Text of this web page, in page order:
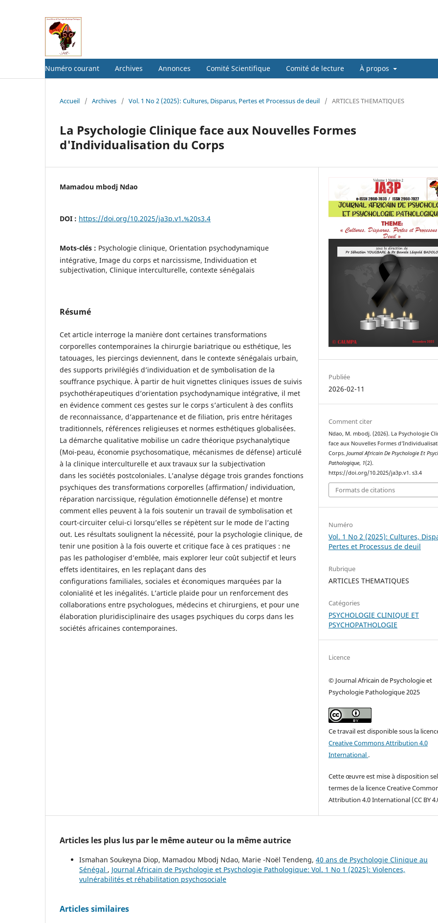
Numéro courant Archives Annonces Comité Scientifique Comité de lecture À propos
Accueil / Archives / Vol. 1 No 2 (2025): Cultures, Disparus, Pertes et Processus de deuil / ARTICLES THEMATIQUES
La Psychologie Clinique face aux Nouvelles Formes
d'Individualisation du Corps
Mamadou mbodj Ndao
DOI : https://doi.org/10.2025/ja3p.v1.%20s3.4
Mots-clés : Psychologie clinique, Orientation psychodynamique
intégrative, Image du corps et narcissisme, Individuation et
subjectivation, Clinique interculturelle, contexte sénégalais
Résumé
Cet article interroge la manière dont certaines transformations
corporelles contemporaines la chirurgie bariatrique ou esthétique, les
tatouages, les piercings deviennent, dans le contexte sénégalais urbain,
des supports privilégiés d’individuation et de symbolisation de la
souffrance psychique. À partir de huit vignettes cliniques issues de suivis
psychothérapeutiques d’orientation psychodynamique intégrative, il met
en évidence comment ces gestes sur le corps s’articulent à des conflits
de reconnaissance, d’appartenance et de filiation, pris entre héritages
traditionnels, références religieuses et normes esthétiques globalisées.
La démarche qualitative mobilise un cadre théorique psychanalytique
(Moi-peau, économie psychosomatique, mécanismes de défense) articulé
à la clinique interculturelle et aux travaux sur la subjectivation
dans les sociétés postcoloniales. L’analyse dégage trois grandes fonctions
psychiques des transformations corporelles (affirmation/ individuation,
réparation narcissique, régulation émotionnelle défense) et montre
comment elles peuvent à la fois soutenir un travail de symbolisation et
court-circuiter celui-ci lorsqu’elles se répètent sur le mode de l’acting
out. Les résultats soulignent la nécessité, pour la psychologie clinique, de
tenir une position à la fois ouverte et critique face à ces pratiques : ne
pas les pathologiser d’emblée, mais explorer leur coût subjectif et leurs
effets identitaires, en les replaçant dans des
configurations familiales, sociales et économiques marquées par la
colonialité et les inégalités. L’article plaide pour un renforcement des
collaborations entre psychologues, médecins et chirurgiens, et pour une
élaboration pluridisciplinaire des usages psychiques du corps dans les
sociétés africaines contemporaines.
Publiée
2026-02-11
Comment citer
Ndao, M. mbodj. (2026). La Psychologie
face aux Nouvelles Formes
Corps.Journal Africain De Psychologie Et
Pathologique, 1(2).
https://doi.org/10.2025/ja3p.v1. s3.4
Formats de citations
Numéro
Vol. 1 No 2 (2025): Cultures,
Pertes et Processus de deuil
Rubrique
ARTICLES THEMATIQUES
Catégories
PSYCHOLOGIE CLINIQUE ET
PSYCHOPATHOLOGIE
Licence
© Journal Africain de Psychologie et
Psychologie Pathologique 2025
Ce travail est disponible sous la
Creative Commons Attribution 4.0
International .
Cette œuvre est mise à disposition
termes de la licence Creative
Attribution 4.0 International (CC BY
Articles les plus lus par le même auteur ou la même autrice
Ismahan Soukeyna Diop, Mamadou Mbodj Ndao, Marie -Noël Tendeng, 40 ans de Psychologie Clinique au
Sénégal , Journal Africain de Psychologie et Psychologie Pathologique: Vol. 1 No 1 (2025): Violences,
vulnérabilités et réhabilitation psychosociale
Articles similaires